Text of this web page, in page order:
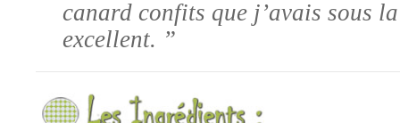
canard confits que j’avais sous
excellent. ”